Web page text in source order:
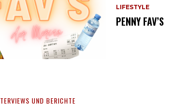
LIFESTYLE
PENNY FAV’S